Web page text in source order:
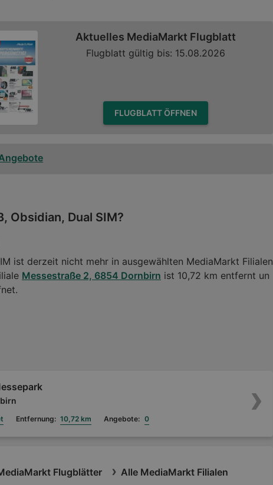
Aktuelles MediaMarkt Flugblatt
Flugblatt gültig bis: 15.08.2026
FLUGBLATT ÖFFNEN
Obsidian, Dual SIM?
ist derzeit nicht mehr in ausgewählten MediaMarkt Filialen
Messestraße 2, 6854 Dornbirn ist 10,72 km entfernt un
Entfernung: 10,72 km Angebote: 0
Flugblätter Alle MediaMarkt Filialen